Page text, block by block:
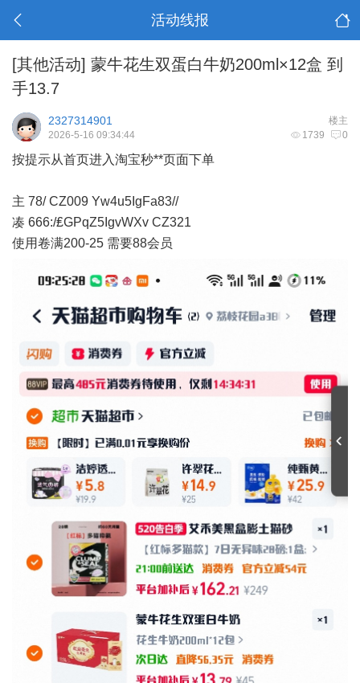
活动线报
[其他活动] 蒙牛花生双蛋白牛奶200ml×12盒 到
手13.7
楼主
2327314901
1739 0
2026-5-16 09:34:44
按提示从首页进入淘宝秒**页面下单
主 78/ CZ009 Yw4u5IgFa83//
凑 666:/₤GPqZ5IgvWXv CZ321
使用卷满200-25 需要88会员